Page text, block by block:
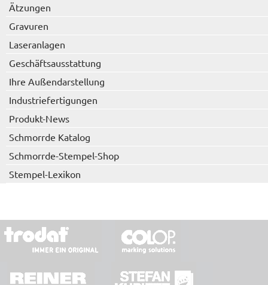
Ätzungen
Gravuren
Laseranlagen
Geschäftsausstattung
Ihre Außendarstellung
Industriefertigungen
Produkt-News
Schmorrde Katalog
Schmorrde-Stempel-Shop
Stempel-Lexikon